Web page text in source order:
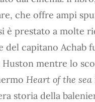
che offre ampi
è prestato a molte
capitano Achab
mentre lo
Heart of the sea
storia della